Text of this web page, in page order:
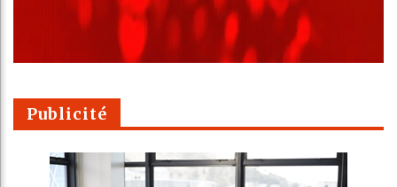
Publicité